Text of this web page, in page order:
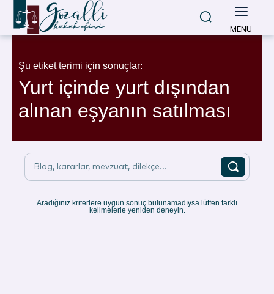
MENU
Şu etiket terimi için sonuçlar:
Yurt içinde yurt dışından
alınan eşyanın satılması
Blog, kararlar, mevzuat, dilekçe...
Aradığınız kriterlere uygun sonuç bulunamadıysa lütfen farklı
kelimelerle yeniden deneyin.